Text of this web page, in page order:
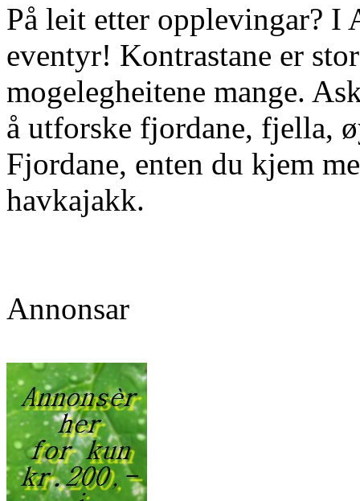
På leit etter opplevingar?
eventyr! Kontrastane er
mogelegheitene mange.
å utforske fjordane, fjella,
Fjordane, enten du kjem
havkajakk.
Annonsar